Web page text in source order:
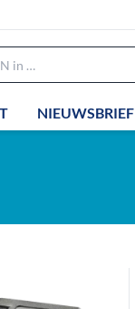
NIEUWSBRIEF